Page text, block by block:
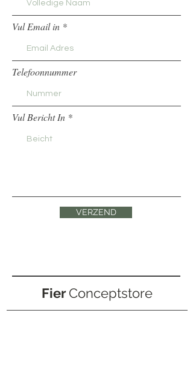
Vul Email in
Telefoonnummer
Vul Bericht In
VERZEND
FierConceptstore